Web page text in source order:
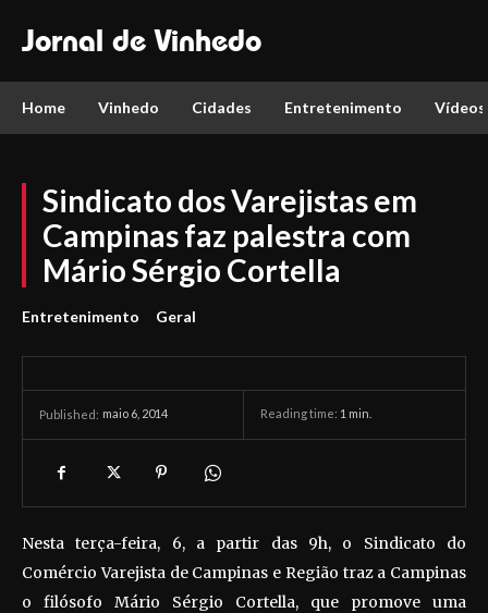
Jornal de Vinhedo
Home Vinhedo Cidades Entretenimento Vídeos
Sindicato dos Varejistas em
Campinas faz palestra com
Mário Sérgio Cortella
Entretenimento Geral
Published: maio 6, 2014 Reading time: 1 min.
Nesta terça-feira, 6, a partir das 9h, o Sindicato do
Comércio Varejista de Campinas e Região traz a Campinas
o filósofo Mário Sérgio Cortella, que promove uma